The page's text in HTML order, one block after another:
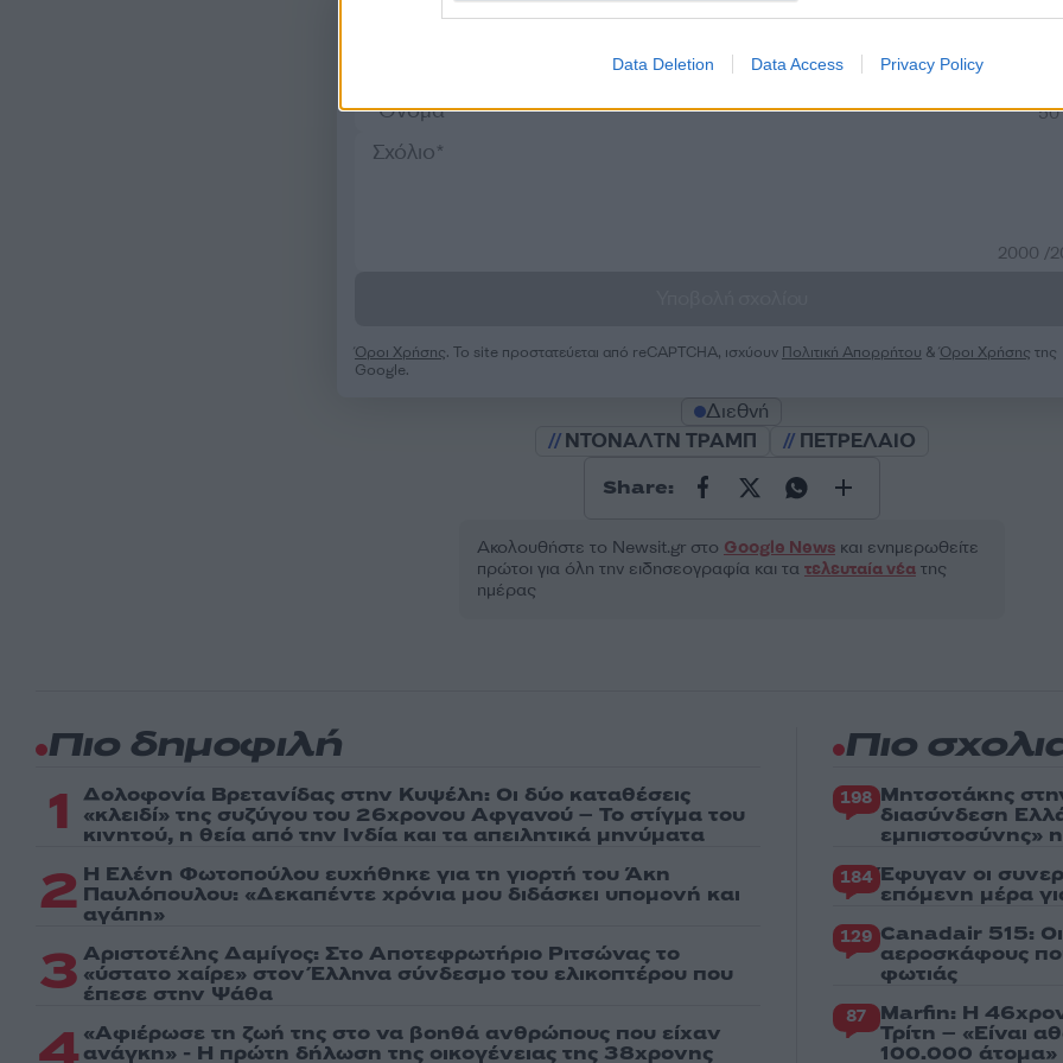
Data Deletion Data Access Privacy Policy
2000 /
Όροι Χρήσης. Το site προστατεύεται από reCAPTCHA, ισχύουν Πολιτική Απορρήτου &Όροι Χρήσης της
Google.
Διεθνή
ΝΤΟΝΑΛΤΝ ΤΡΑΜΠ
ΠΕΤΡΕΛΑΙΟ
Share:
Ακολουθήστε το Νewsit.gr στο Google Newsκαι ενημερωθείτε
πρώτοι για όλη την ειδησεογραφία και τα τελευταία νέατης
ημέρας
Πιο δημοφιλή
1 Δολοφονία Βρετανίδας στην Κυψέλη: Οι δύο καταθέσεις
«κλειδί» της συζύγου του 26χρονου Αφγανού – Το στίγμα του
κινητού, η θεία από την Ινδία και τα απειλητικά μηνύματα
2 Η Ελένη Φωτοπούλου ευχήθηκε για τη γιορτή του Άκη
Παυλόπουλου: «Δεκαπέντε χρόνια μου διδάσκει υπομονή και
αγάπη»
3 Αριστοτέλης Δαμίγος: Στο Αποτεφρωτήριο Ριτσώνας το
«ύστατο χαίρε» στον Έλληνα σύνδεσμο του ελικοπτέρου που
έπεσε στην Ψάθα
«Αφιέρωσε τη ζωή της στο να βοηθά ανθρώπους που είχαν
ανάγκη» - Η πρώτη δήλωση της οικογένειας της 38χρονης
Πιο
198 Μητσοτάκης
διασύνδεση
εμπιστοσύνης»
184 Έφυγαν οι
επόμενη μέρα
129 Canadair 515:
αεροσκάφους
φωτιάς
87 Marfin: Η
Τρίτη – «Είναι
100.000 άτομα»